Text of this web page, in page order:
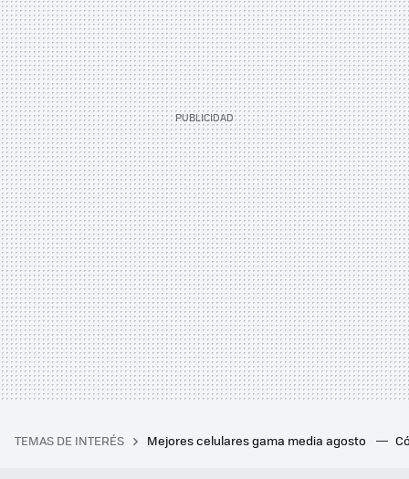
TEMAS DE INTERÉS Mejores celulares gama media agosto